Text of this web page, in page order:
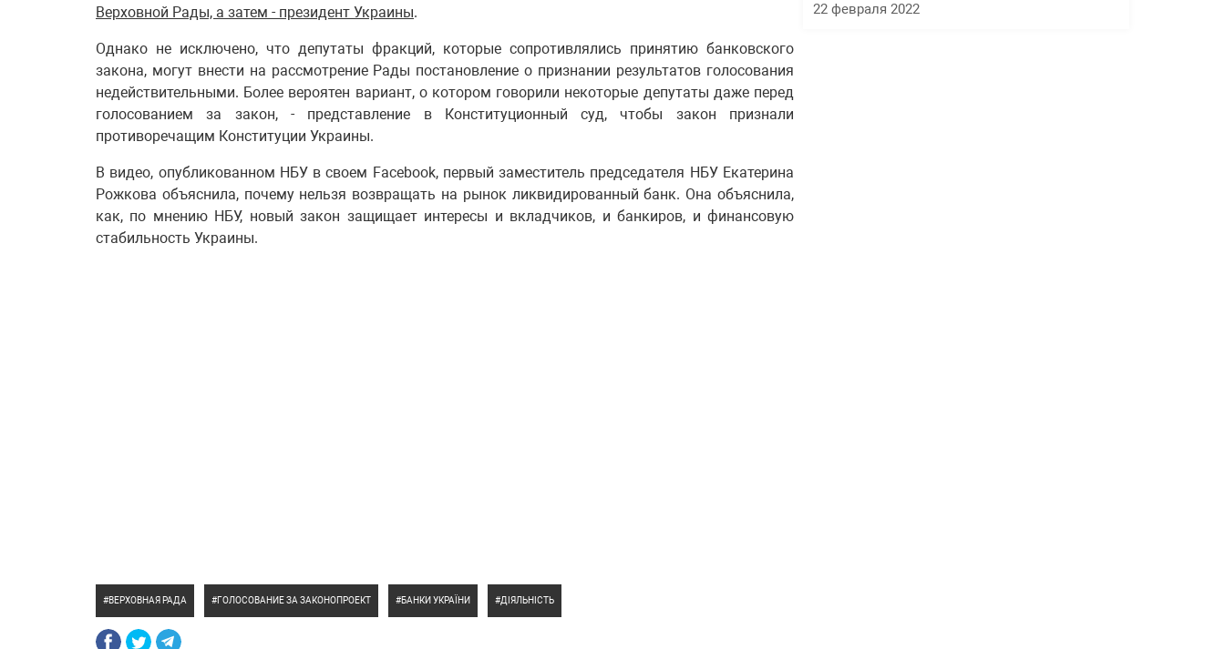
Верховной Рады, а затем - президент Украины.
Однако не исключено, что депутаты фракций, которые сопротивлялись принятию банковского
закона, могут внести на рассмотрение Рады постановление о признании результатов голосования
недействительными. Более вероятен вариант, о котором говорили некоторые депутаты даже перед
голосованием за закон, - представление в Конституционный суд, чтобы закон признали
противоречащим Конституции Украины.
В видео, опубликованном НБУ в своем Facebook, первый заместитель председателя НБУ Екатерина
Рожкова объяснила, почему нельзя возвращать на рынок ликвидированный банк. Она объяснила,
как, по мнению НБУ, новый закон защищает интересы и вкладчиков, и банкиров, и финансовую
стабильность Украины.
ВЕРХОВНАЯ РАДА ГОЛОСОВАНИЕ ЗА ЗАКОНОПРОЕКТ БАНКИ УКРАЇНИ ДІЯЛЬНІСТЬ
22 февраля 2022